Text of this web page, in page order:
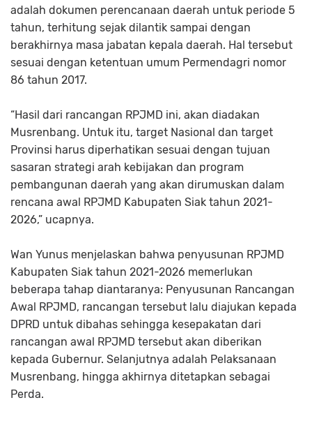
adalah dokumen perencanaan daerah untuk periode 5
tahun, terhitung sejak dilantik sampai dengan
berakhirnya masa jabatan kepala daerah. Hal tersebut
sesuai dengan ketentuan umum Permendagri nomor
86 tahun 2017.
“Hasil dari rancangan RPJMD ini, akan diadakan
Musrenbang. Untuk itu, target Nasional dan target
Provinsi harus diperhatikan sesuai dengan tujuan
sasaran strategi arah kebijakan dan program
pembangunan daerah yang akan dirumuskan dalam
rencana awal RPJMD Kabupaten Siak tahun 2021-
2026,” ucapnya.
Wan Yunus menjelaskan bahwa penyusunan RPJMD
Kabupaten Siak tahun 2021-2026 memerlukan
beberapa tahap diantaranya: Penyusunan Rancangan
Awal RPJMD, rancangan tersebut lalu diajukan kepada
DPRD untuk dibahas sehingga kesepakatan dari
rancangan awal RPJMD tersebut akan diberikan
kepada Gubernur. Selanjutnya adalah Pelaksanaan
Musrenbang, hingga akhirnya ditetapkan sebagai
Perda.